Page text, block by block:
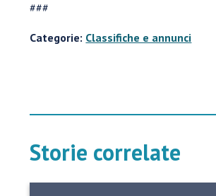
###
Categorie: Classifiche e annunci
Storie correlate